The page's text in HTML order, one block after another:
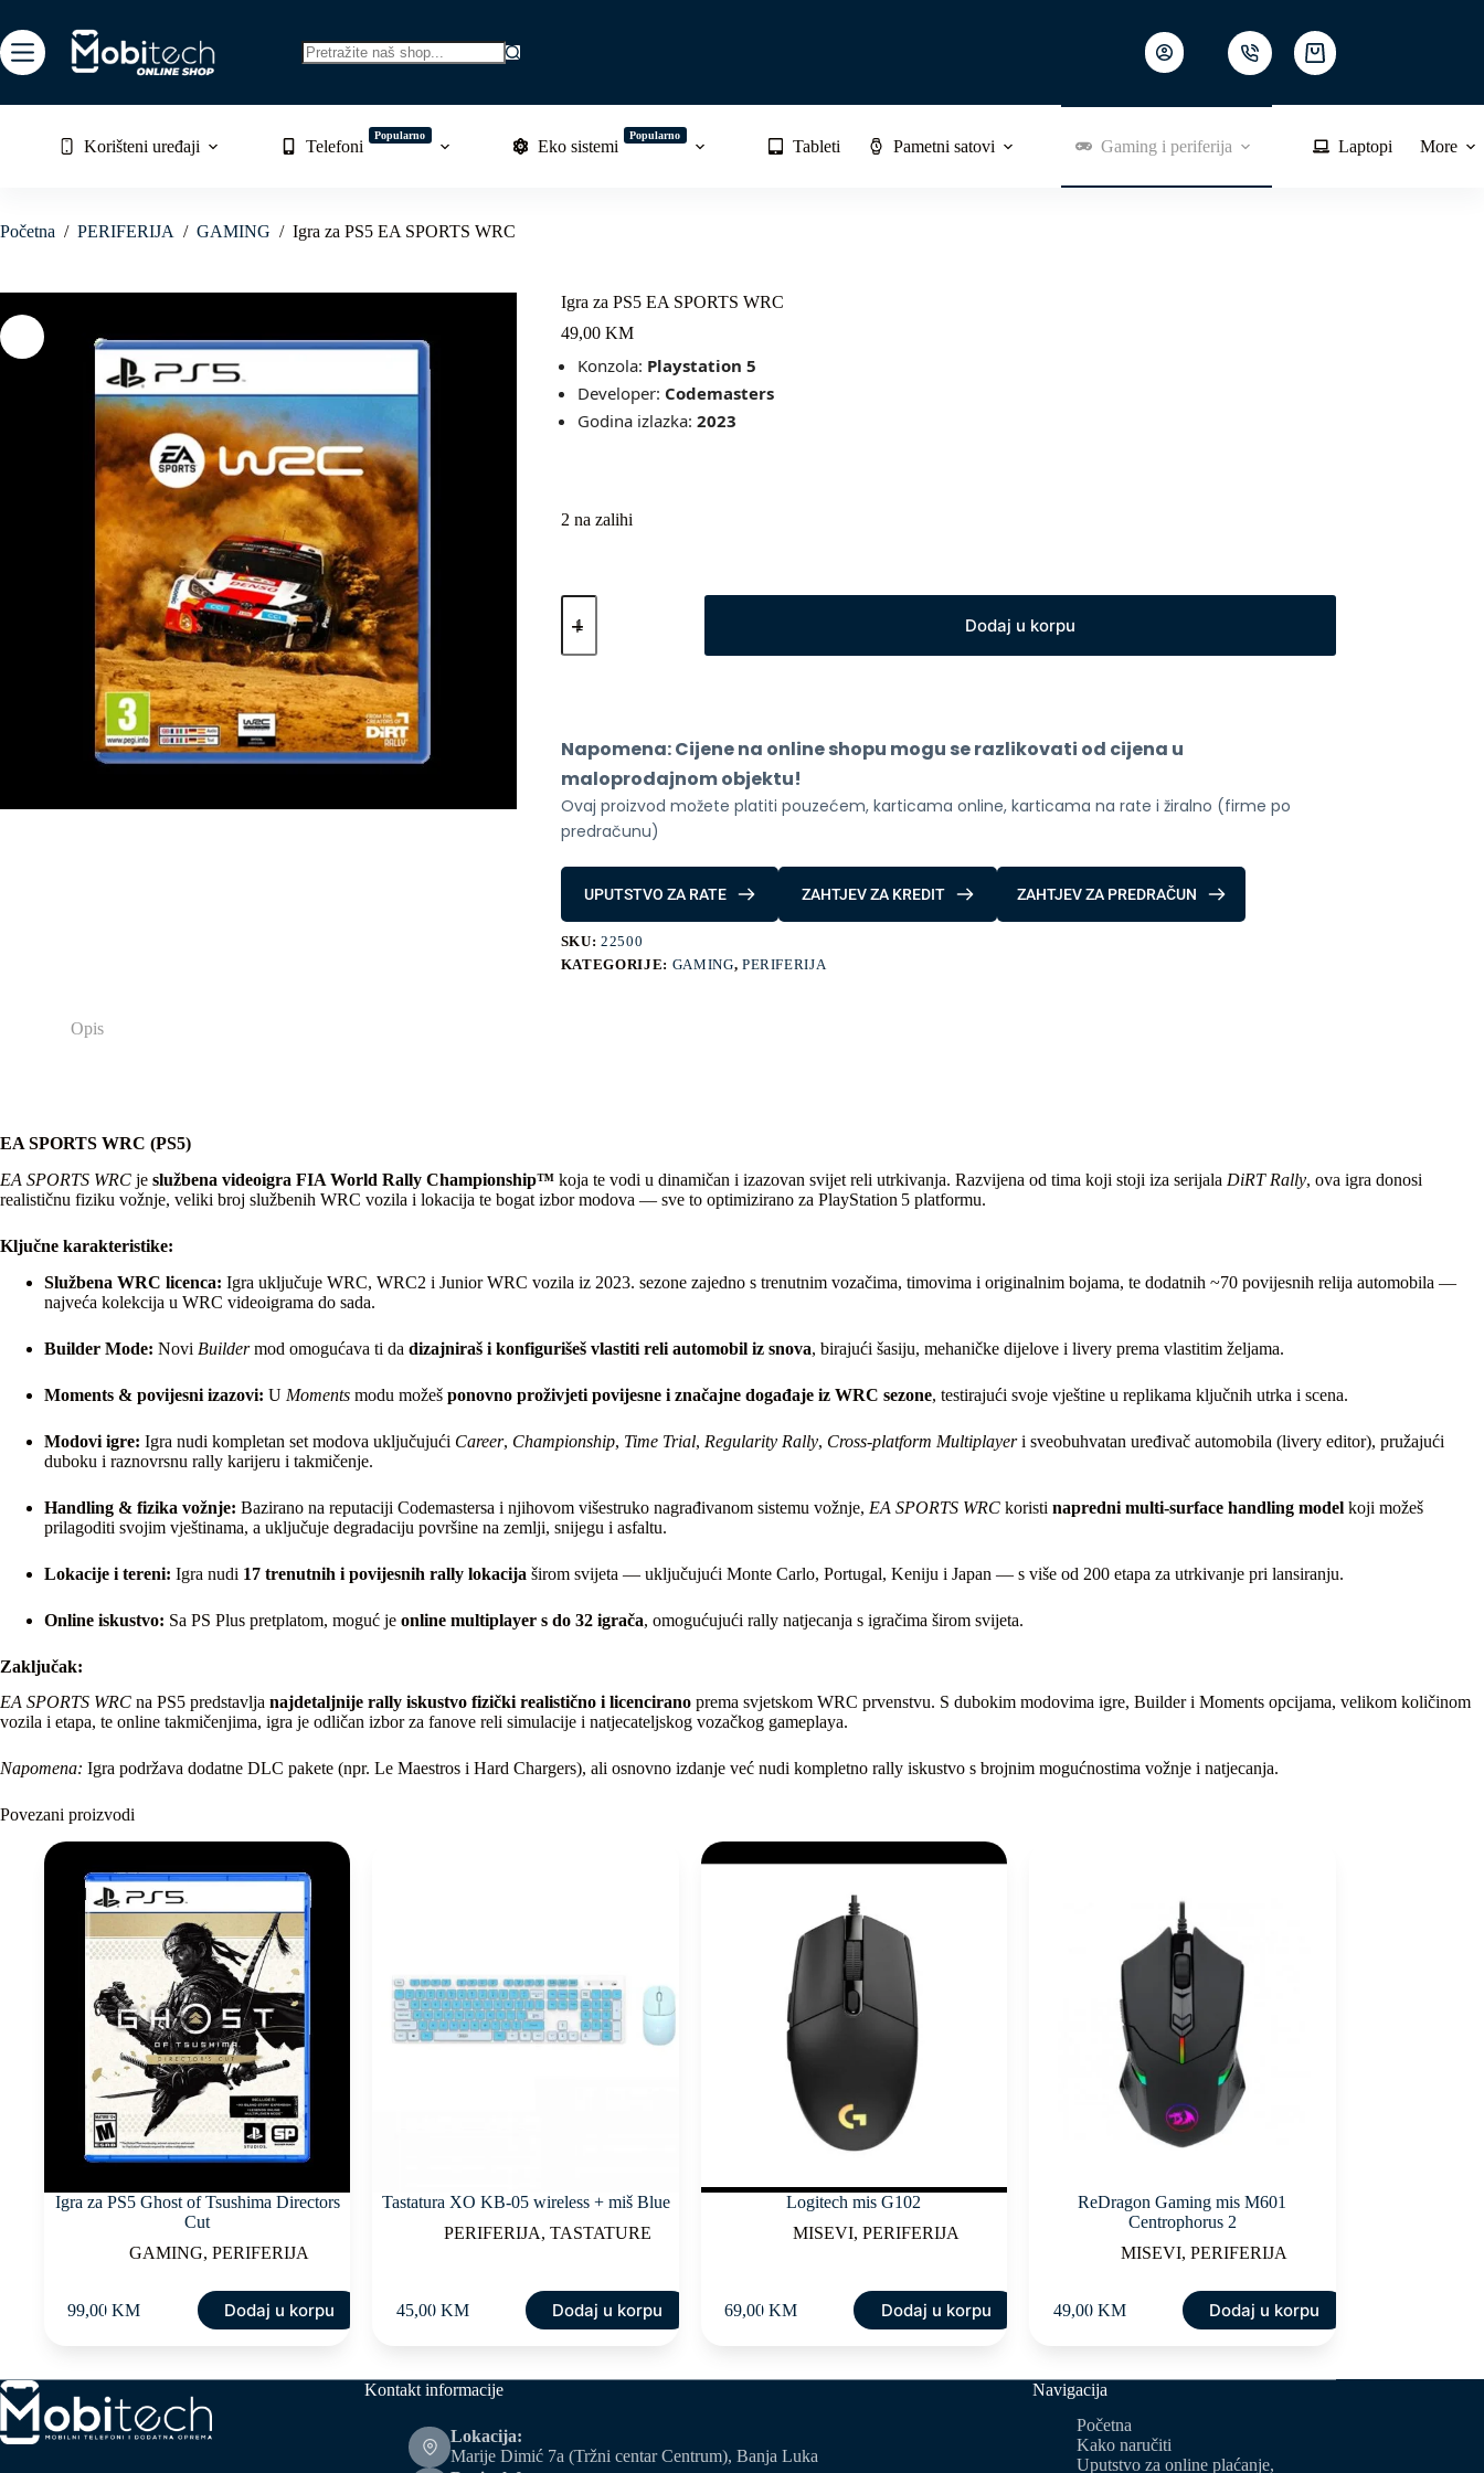
to
content
Shopping
cart
Korišteni uređaji Telefoni
Popularno
Eko sistemi
Popularno
Tableti Pametni satovi Gaming i periferija Laptopi More
Početna / PERIFERIJA / GAMING / Igra za PS5 EA SPORTS WRC
Igra za PS5 EA SPORTS WRC
49,00 KM
Konzola: Playstation 5
Developer: Codemasters
Godina izlazka: 2023
2 na zalihi
Igra
za
EA
Dodaj u korpu
Napomena: Cijene na online shopu mogu se razlikovati od cijena u
maloprodajnom objektu!
Ovaj proizvod možete platiti pouzećem, karticama online, karticama na rate i žiralno (firme po
predračunu)
UPUTSTVO ZA RATE ZAHTJEV ZA KREDIT ZAHTJEV ZA PREDRAČUN
SKU:22500
KATEGORIJE: GAMING, PERIFERIJA
Opis
EA SPORTS WRC (PS5)
EA SPORTS WRC je službena videoigra FIA World Rally Championship™ koja te vodi u dinamičan i izazovan svijet reli utrkivanja. Razvijena od tima koji stoji iza serijala DiRT Rally, ova igra donosi
realističnu fiziku vožnje, veliki broj službenih WRC vozila i lokacija te bogat izbor modova — sve to optimizirano za PlayStation 5 platformu.
Ključne karakteristike:
Službena WRC licenca: Igra uključuje WRC, WRC2 i Junior WRC vozila iz 2023. sezone zajedno s trenutnim vozačima, timovima i originalnim bojama, te dodatnih ~70 povijesnih relija automobila —
najveća kolekcija u WRC videoigrama do sada.
Builder Mode: Novi Buildermod omogućava ti da dizajniraš i konfigurišeš vlastiti reli automobil iz snova, birajući šasiju, mehaničke dijelove i livery prema vlastitim željama.
Moments & povijesni izazovi: U Moments modu možeš ponovno proživjeti povijesne i značajne događaje iz WRC sezone, testirajući svoje vještine u replikama ključnih utrka i scena.
Modovi igre: Igra nudi kompletan set modova uključujući Career, Championship, Time Trial, Regularity Rally, Cross‑platform Multiplayeri sveobuhvatan uređivač automobila (livery editor), pružajući
duboku i raznovrsnu rally karijeru i takmičenje.
Handling & fizika vožnje: Bazirano na reputaciji Codemastersa i njihovom višestruko nagrađivanom sistemu vožnje, EA SPORTS WRC koristi napredni multi‑surface handling model koji možeš
prilagoditi svojim vještinama, a uključuje degradaciju površine na zemlji, snijegu i asfaltu.
Lokacije i tereni: Igra nudi 17 trenutnih i povijesnih rally lokacija širom svijeta — uključujući Monte Carlo, Portugal, Keniju i Japan — s više od 200 etapa za utrkivanje pri lansiranju.
Online iskustvo: Sa PS Plus pretplatom, moguć je online multiplayer s do 32 igrača, omogućujući rally natjecanja s igračima širom svijeta.
Zaključak:
EA SPORTS WRC na PS5 predstavlja najdetaljnije rally iskustvo fizički realistično i licencirano prema svjetskom WRC prvenstvu. S dubokim modovima igre, Builder i Moments opcijama, velikom količinom
vozila i etapa, te online takmičenjima, igra je odličan izbor za fanove reli simulacije i natjecateljskog vozačkog gameplaya.
Napomena: Igra podržava dodatne DLC pakete (npr. Le Maestros i Hard Chargers), ali osnovno izdanje već nudi kompletno rally iskustvo s brojnim mogućnostima vožnje i natjecanja.
Povezani proizvodi
Igra za PS5 Ghost of Tsushima Directors
Cut
GAMING,PERIFERIJA
99,00KM Dodaj u korpu
Tastatura XO KB-05 wireless + miš Blue
PERIFERIJA,TASTATURE
45,00 KM Dodaj u korpu
Logitech mis G102
MISEVI, PERIFERIJA
69,00KM Dodaj u korpu
ReDragon Gaming mis M601
Centrophorus 2
MISEVI,PERIFERIJA
49,00 KM Dodaj u korpu
Kontakt informacije
Lokacija:
Marije Dimić 7a (Tržni centar Centrum), Banja Luka
Navigacija
Početna
Kako naručiti
Uputstvo za online plaćanje,